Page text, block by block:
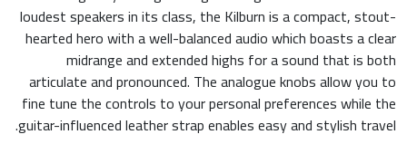
loudest speakers in its class, the Kilburn is a compact, stout-
hearted hero with a well-balanced audio which boasts a clear
midrange and extended highs for a sound that is both
articulate and pronounced. The analogue knobs allow you to
fine tune the controls to your personal preferences while the
guitar-influenced leather strap enables easy and stylish travel.